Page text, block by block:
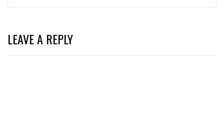
LEAVE A REPLY